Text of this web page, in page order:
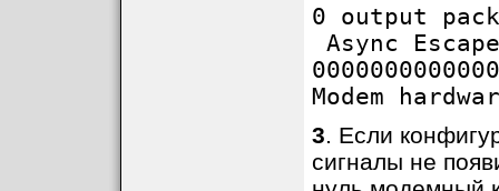
0 output
Async
Modem
3. Если
сигналы не